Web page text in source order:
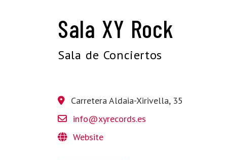
Sala XY Rock
Sala de Conciertos
Carretera Aldaia-Xirivella, 35
info@xyrecords.es
Website